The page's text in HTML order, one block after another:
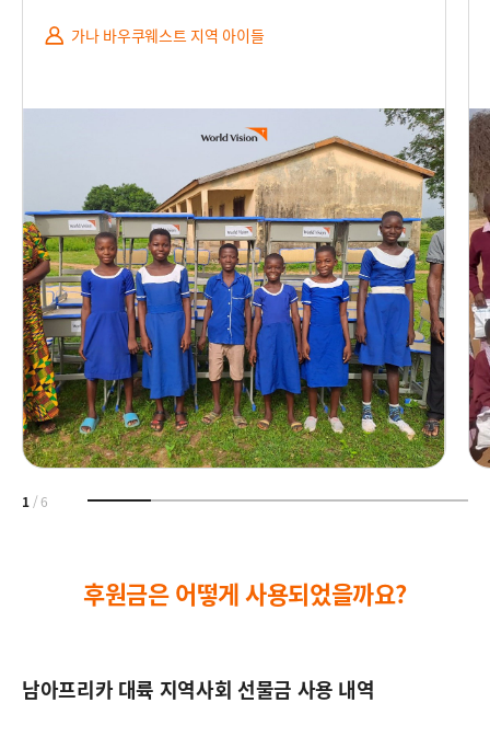
가나 바우쿠웨스트 지역 아이들
1/6
후원금은 어떻게 사용되었을까요?
남아프리카 대륙 지역사회 선물금 사용 내역